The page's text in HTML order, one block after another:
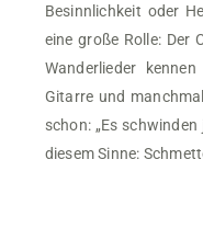
Besinnlichkeit oder
eine große Rolle: Der
Wanderlieder
Gitarre und
schon: „Es
diesem Sinne: